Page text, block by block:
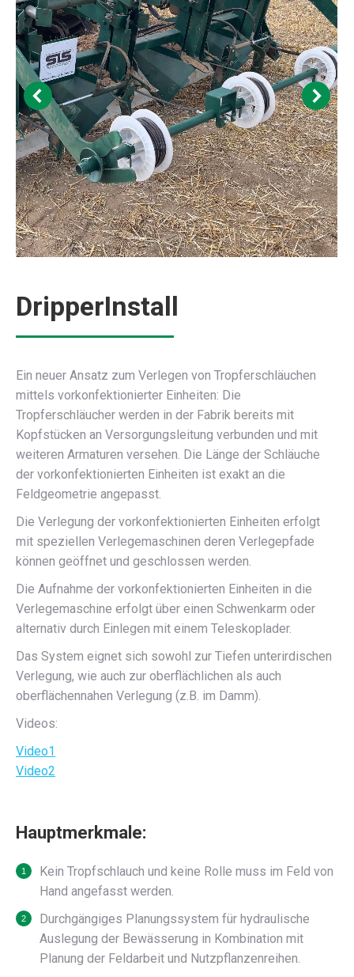
DripperInstall
Ein neuer Ansatz zum Verlegen von Tropferschläuchen
mittels vorkonfektionierter Einheiten: Die
Tropferschläucher werden in der Fabrik bereits mit
Kopfstücken an Versorgungsleitung verbunden und mit
weiteren Armaturen versehen. Die Länge der Schläuche
der vorkonfektionierten Einheiten ist exakt an die
Feldgeometrie angepasst.
Die Verlegung der vorkonfektionierten Einheiten erfolgt
mit speziellen Verlegemaschinen deren Verlegepfade
können geöffnet und geschlossen werden.
Die Aufnahme der vorkonfektionierten Einheiten in die
Verlegemaschine erfolgt über einen Schwenkarm oder
alternativ durch Einlegen mit einem Teleskoplader.
Das System eignet sich sowohl zur Tiefen unterirdischen
Verlegung, wie auch zur oberflächlichen als auch
oberflächennahen Verlegung (z.B. im Damm).
Videos:
Video1
Video2
Hauptmerkmale:
Kein Tropfschlauch und keine Rolle muss im Feld von
Hand angefasst werden.
Durchgängiges Planungssystem für hydraulische
Auslegung der Bewässerung in Kombination mit
Planung der Feldarbeit und Nutzpflanzenreihen.